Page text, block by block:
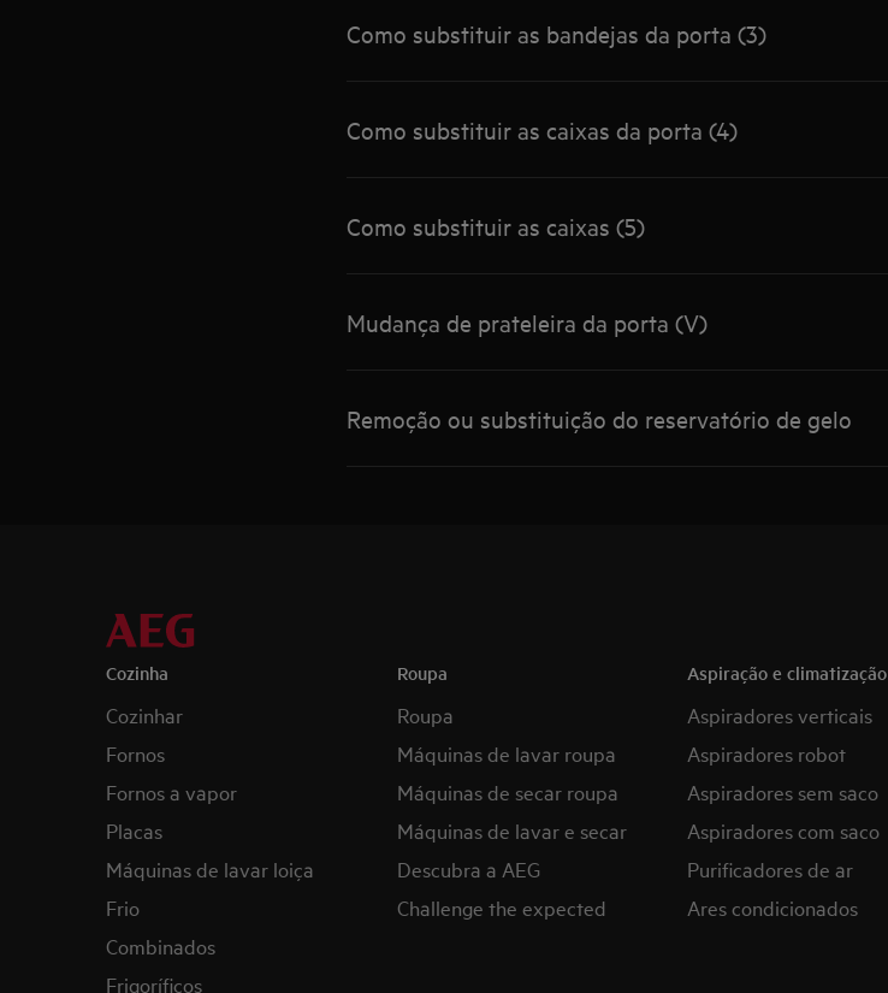
Como substituir as bandejas da porta (3)
Como substituir as caixas da porta (4)
Como substituir as caixas (5)
Mudança de prateleira da porta (V)
Remoção ou substituição do reservatório de gelo
Cozinha
Cozinhar
Fornos
Fornos a vapor
Placas
Máquinas de lavar loiça
Frio
Combinados
Frigoríficos
Roupa
Roupa
Máquinas de lavar roupa
Máquinas de secar roupa
Máquinas de lavar e secar
Descubra a AEG
Challenge the expected
Aspiração e climatização
Aspiradores verticais
Aspiradores robot
Aspiradores sem saco
Aspiradores com saco
Purificadores de ar
Ares condicionados